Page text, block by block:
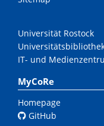
Universität Rostock
IT- und
MyCoRe
Homepage
GitHub